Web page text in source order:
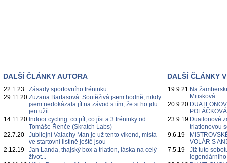
DALŠÍ ČLÁNKY AUTORA
22.1.23
Zásady sportovního tréninku.
29.11.20 Zuzana Bartasová: Soutěživá jsem hodně, nikdy
jsem nedokázala jít na závod s tím, že si ho jdu
jen užít
14.11.20 Indoor cycling: co pít, co jíst a 3 tréninky od
Tomáše Řenče (Skratch Labs)
22.7.20
Jubilejní Valachy Man je už tento víkend, místa
ve startovní listině ještě jsou
2.12.19
Jan Landa, thajský box a triatlon, láska na celý
život...
DALŠÍ ČLÁNKY
19.9.21 Na
Mitisková
20.9.20
23.9.19 Duatlonové
triatlonovou
9.6.19
VOLÁR S
7.5.19
Již tuto